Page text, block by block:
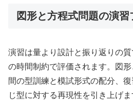
図形と方程式問題の演
演習は量より設計と振り返りの
の時間制約で評価されます。図
間の型訓練と模試形式の配分、
じ型に対する再現性を引き上げま